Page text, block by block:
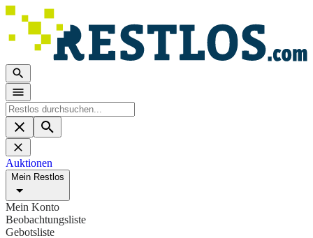
Auktionen
Mein Restlos
Mein Konto
Beobachtungsliste
Gebotsliste